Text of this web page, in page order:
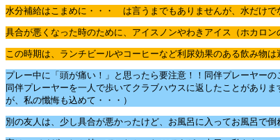
水分補給はこまめに・・・ は言うまでもありませんが、水だけ
具合が悪くなった時のために、アイスノンやわきアイス（ホカロン
この時期は、ランチビールやコーヒーなど利尿効果のある飲み物
プレー中に「頭が痛い！」と思ったら要注意！！同伴プレーヤー
同伴プレーヤーを一人で歩いてクラブハウスに返したことがあり
が、私の懺悔も込めて・・・）
別の友人は、少し具合が悪かったけど、お風呂に入ってお風呂で